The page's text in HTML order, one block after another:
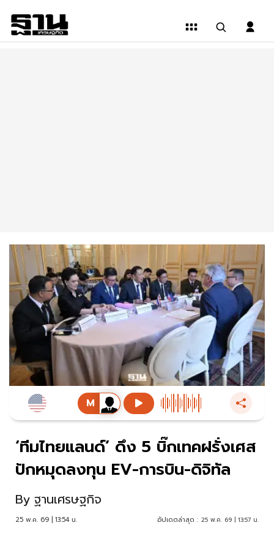
‘ทีมไทยแลนด์’ ดึง 5 บิ๊กเทคฝรั่งเศส
ปักหมุดลงทุน EV-การบิน-ดิจิทัล
By ฐานเศรษฐกิจ
25 พ.ค. 69 | 13:54 น. อัปเดตล่าสุด : 25 พ.ค. 69 | 13:57 น.